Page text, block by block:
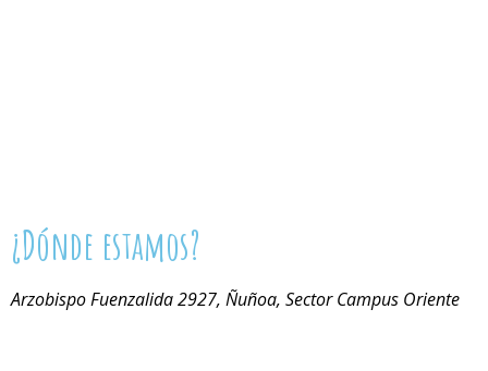
¿Dónde estamos?
Arzobispo Fuenzalida 2927, Ñuñoa, Sector Campus Oriente